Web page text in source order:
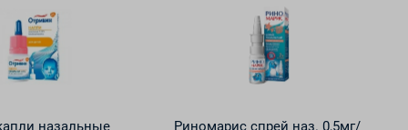
назальные
Риномарис спрей наз. 0,5мг/